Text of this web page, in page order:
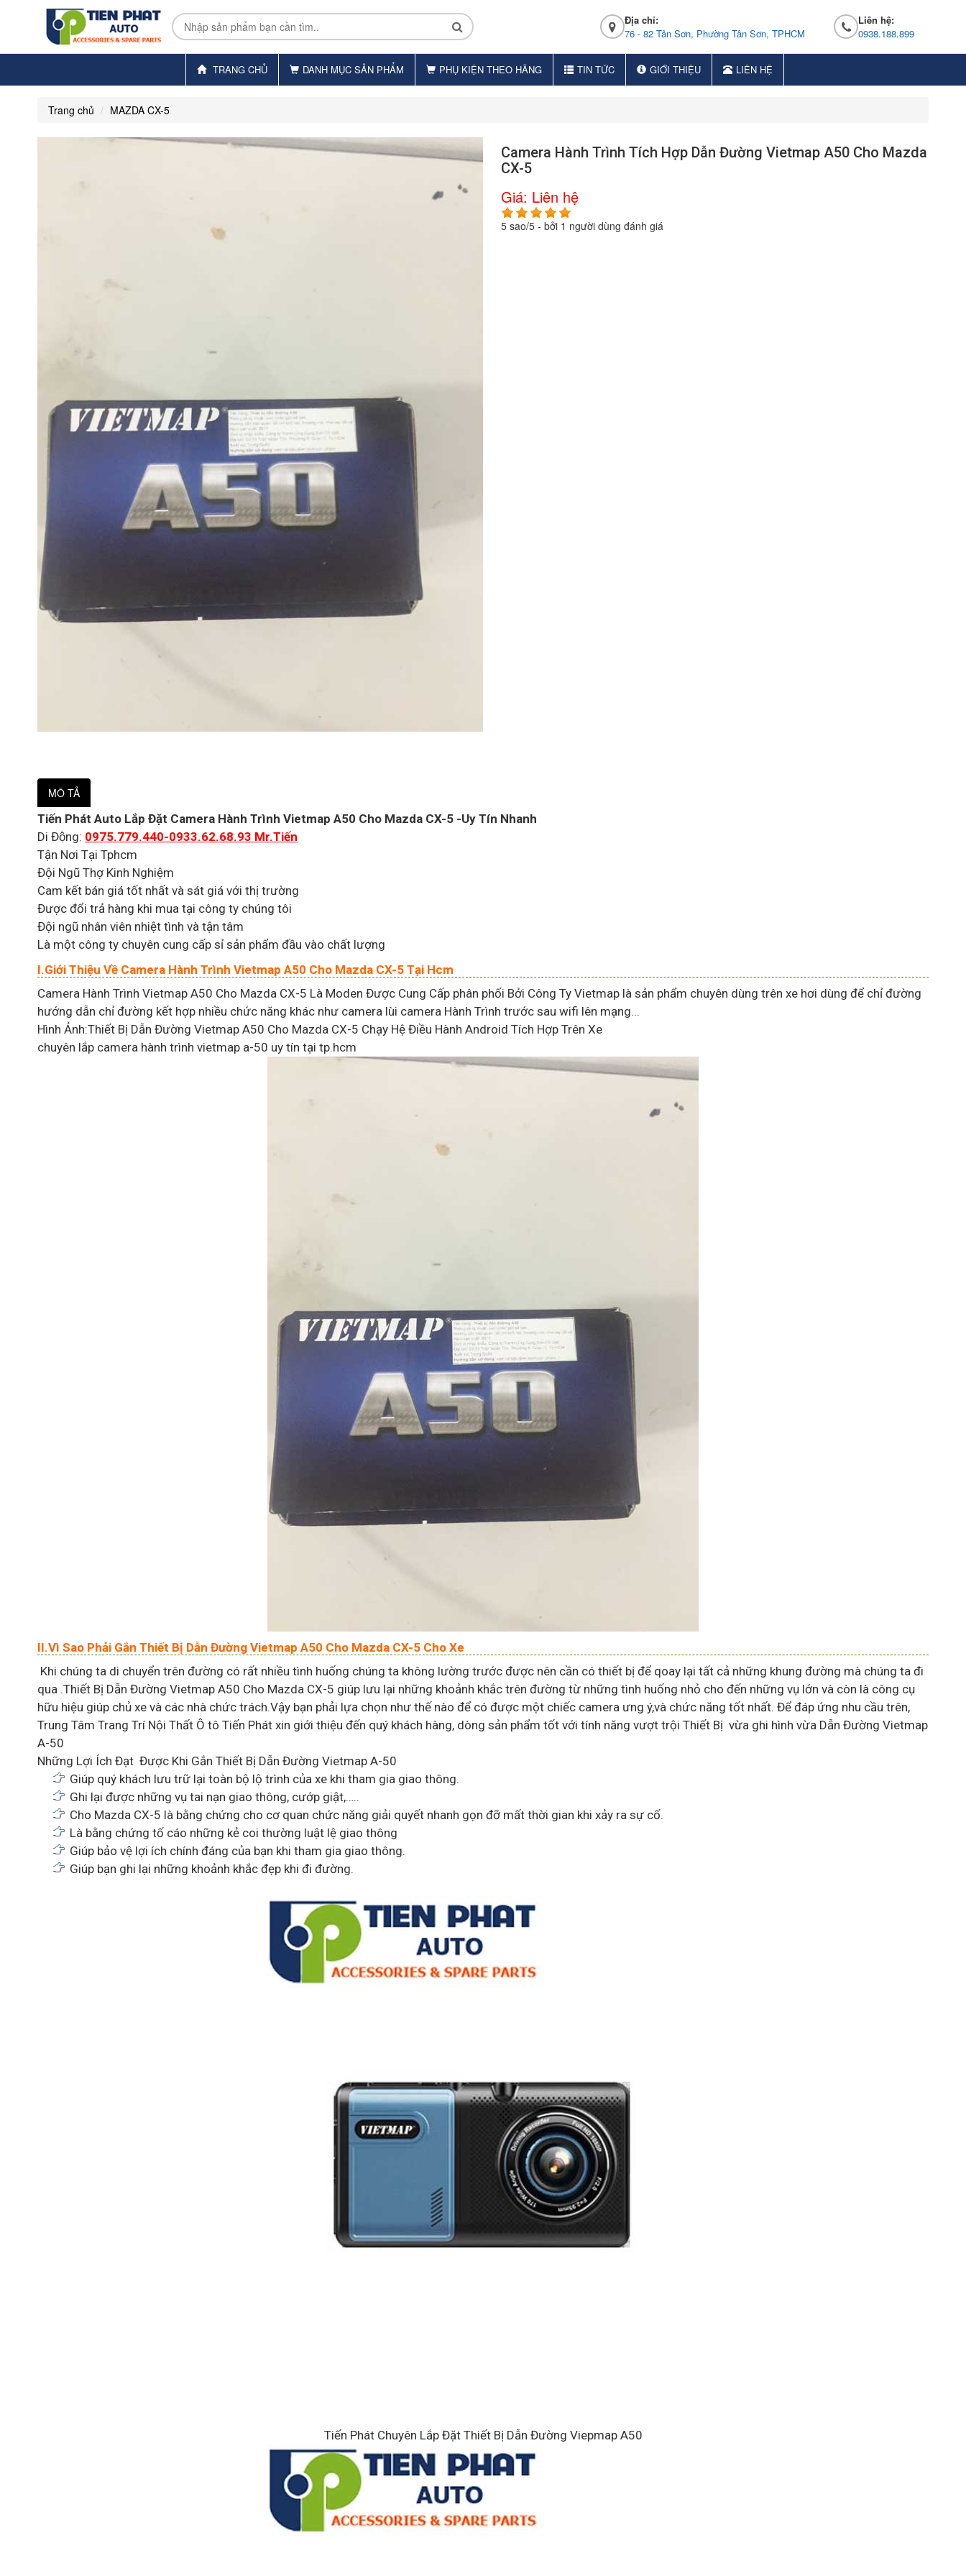
Địa chỉ:
76 - 82 Tân Sơn, Phường Tân Sơn, TPHCM
Liên hệ:
0938.188.899
TRANG CHỦ DANH MỤC SẢN PHẨM PHỤ KIỆN THEO HÃNG TIN TỨC GIỚI THIỆU LIÊN HỆ
Trang chủ MAZDA CX-5
Camera Hành Trình Tích Hợp Dẫn Đường Vietmap A50 Cho Mazda
CX-5
Giá: Liên hệ
5sao/5- bởi 1 người dùng đánh giá
MÔ TẢ
Tiến Phát Auto Lắp Đặt Camera Hành Trình Vietmap A50 Cho Mazda CX-5 -Uy Tín Nhanh
Di Động: 0975.779.440-0933.62.68.93 Mr.Tiến
Tận Nơi Tại Tphcm
Đội Ngũ Thợ Kinh Nghiệm
Cam kết bán giá tốt nhất và sát giá với thị trường
Được đổi trả hàng khi mua tại công ty chúng tôi
Đội ngũ nhân viên nhiệt tình và tận tâm
Là một công ty chuyên cung cấp sỉ sản phẩm đầu vào chất lượng
I.Giới Thiệu Về Camera Hành Trình Vietmap A50 Cho Mazda CX-5 Tại Hcm
Camera Hành Trình Vietmap A50 Cho Mazda CX-5 Là Moden Được Cung Cấp phân phối Bởi Công Ty Vietmap là sản phẩm chuyên dùng trên xe hơi dùng để chỉ đường
hướng dẫn chỉ đường kết hợp nhiều chức năng khác như camera lùi camera Hành Trình trước sau wifi lên mạng...
Hình Ảnh:Thiết Bị Dẫn Đường Vietmap A50 Cho Mazda CX-5 Chạy Hệ Điều Hành Android Tích Hợp Trên Xe
chuyên lắp camera hành trình vietmap a-50 uy tín tại tp.hcm
II.Vì Sao Phải Gắn Thiết Bị Dẫn Đường Vietmap A50 Cho Mazda CX-5 Cho Xe
Khi chúng ta di chuyển trên đường có rất nhiều tình huống chúng ta không lường trước được nên cần có thiết bị để qoay lại tất cả những khung đường mà chúng ta đi
qua .Thiết Bị Dẫn Đường Vietmap A50 Cho Mazda CX-5 giúp lưu lại những khoảnh khắc trên đường từ những tình huống nhỏ cho đến những vụ lớn và còn là công cụ
hữu hiệu giúp chủ xe và các nhà chức trách.Vậy bạn phải lựa chọn như thế nào để có được một chiếc camera ưng ý,và chức năng tốt nhất. Để đáp ứng nhu cầu trên,
Trung Tâm Trang Trí Nội Thất Ô tô Tiến Phát xin giới thiệu đến quý khách hàng, dòng sản phẩm tốt với tính năng vượt trội Thiết Bị vừa ghi hình vừa Dẫn Đường Vietmap
A-50
Những Lợi Ích Đạt Được Khi Gắn Thiết Bị Dẫn Đường Vietmap A-50
Giúp quý khách lưu trữ lại toàn bộ lộ trình của xe khi tham gia giao thông.
Ghi lại được những vụ tai nạn giao thông, cướp giật,…..
Cho Mazda CX-5 là bằng chứng cho cơ quan chức năng giải quyết nhanh gọn đỡ mất thời gian khi xảy ra sự cố.
Là bằng chứng tố cáo những kẻ coi thường luật lệ giao thông
Giúp bảo vệ lợi ích chính đáng của bạn khi tham gia giao thông.
Giúp bạn ghi lại những khoảnh khắc đẹp khi đi đường.
Tiến Phát Chuyên Lắp Đặt Thiết Bị Dẫn Đường Viepmap A50